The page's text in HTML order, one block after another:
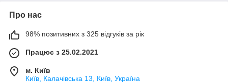
Про нас
98% позитивних з 325 відгуків за рік
Працює з 25.02.2021
м. Київ
Київ, Калачівська 13, Київ, Україна